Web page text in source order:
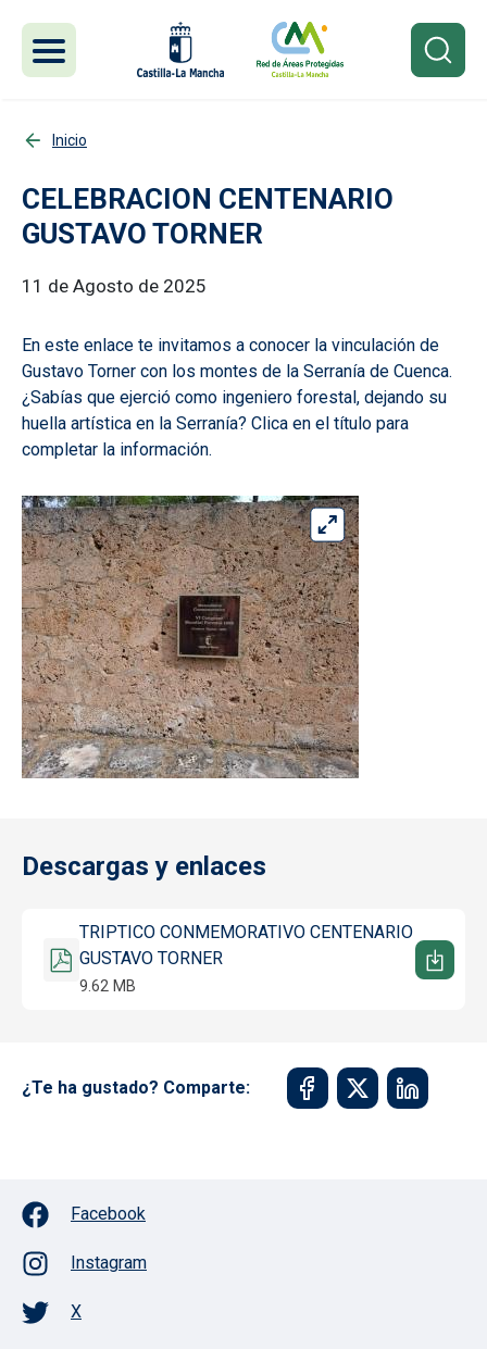
Inicio
CELEBRACION CENTENARIO
GUSTAVO TORNER
11 de Agosto de 2025
En este enlace te invitamos a conocer la vinculación de
Gustavo Torner con los montes de la Serranía de Cuenca.
¿Sabías que ejerció como ingeniero forestal, dejando su
huella artística en la Serranía? Clica en el título para
completar la información.
Descargas y enlaces
Documento
TRIPTICO CONMEMORATIVO CENTENARIO
GUSTAVO TORNER
9.62 MB
¿Te ha gustado? Comparte:
Facebook
Instagram
X